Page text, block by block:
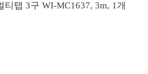
티탭 3구 WI-MC1637, 3m, 1개